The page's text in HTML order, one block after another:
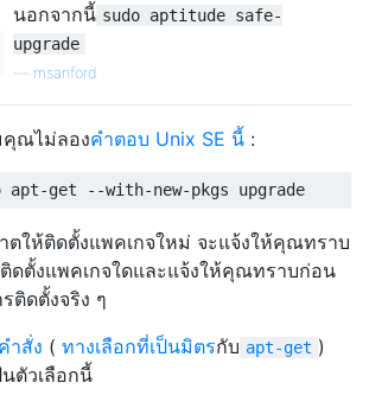
นอกจากนี้ sudo aptitude safe-
upgrade
msanford
คุณไม่ลองคำตอบ Unix SE นี้ :
ตให้ติดตั้งแพคเกจใหม่ จะแจ้งให้คุณทราบ
ดตั้งแพคเกจใดและแจ้งให้คุณทราบก่อน
ติดตั้งจริง ๆ
คำสั่ง ( ทางเลือกที่เป็นมิตรกับ apt-get )
ตัวเลือกนี้